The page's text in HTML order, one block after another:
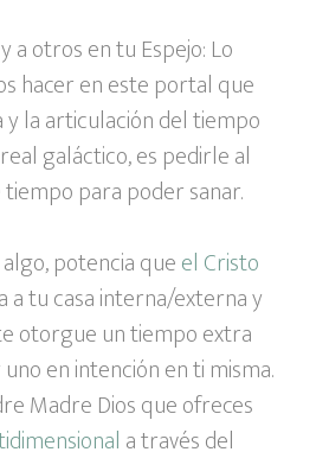
a otros en tu Espejo: Lo
hacer en este portal que
la articulación del tiempo
galáctico, es pedirle al
para poder sanar.
potencia queel Cristo
a tu casa interna/externa y
otorgue un tiempo extra
en intención en ti misma.
Madre Dios que ofreces
a través del